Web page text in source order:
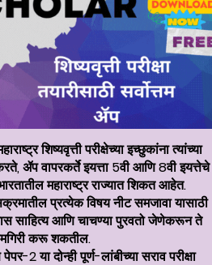
शिष्यवृत्ती परीक्षेच्या इच्छुकांना त्यांच्या
ॲप वापरकर्ते इयत्ता 5वी आणि 8वी इयत्तेचे
महाराष्ट्र राज्यात शिकत आहेत.
प्रत्येक विषय नीट समजावा यासाठी
साहित्य आणि चाचण्या पुरवतो जेणेकरून ते
करू शकतील.
2 या दोन्ही पूर्ण-लांबीच्या सराव परीक्षा